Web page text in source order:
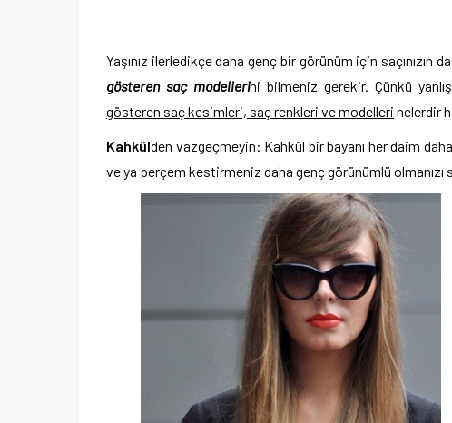
Yaşınız ilerledikçe daha genç bir görünüm için
gösteren saç modellerini bilmeniz gerekir. Çünkü
gösteren saç kesimleri, saç renkleri ve modelleri nelerdir
Kahkülden vazgeçmeyin: Kahkül bir bayanı her daim
ve ya perçem kestirmeniz daha genç görünümlü olmanızı